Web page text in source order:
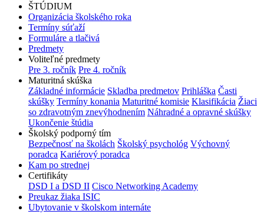
ŠTÚDIUM
Organizácia školského roka
Termíny súťaží
Formuláre a tlačivá
Predmety
Voliteľné predmety
Pre 3. ročník Pre 4. ročník
Maturitná skúška
Základné informácie Skladba predmetov Prihláška Časti
skúšky Termíny konania Maturitné komisie Klasifikácia Žiaci
so zdravotným znevýhodnením Náhradné a opravné skúšky
Ukončenie štúdia
Školský podporný tím
Bezpečnosť na školách Školský psychológ Výchovný
poradca Kariérový poradca
Kam po strednej
Certifikáty
DSD I a DSD II Cisco Networking Academy
Preukaz žiaka ISIC
Ubytovanie v školskom internáte